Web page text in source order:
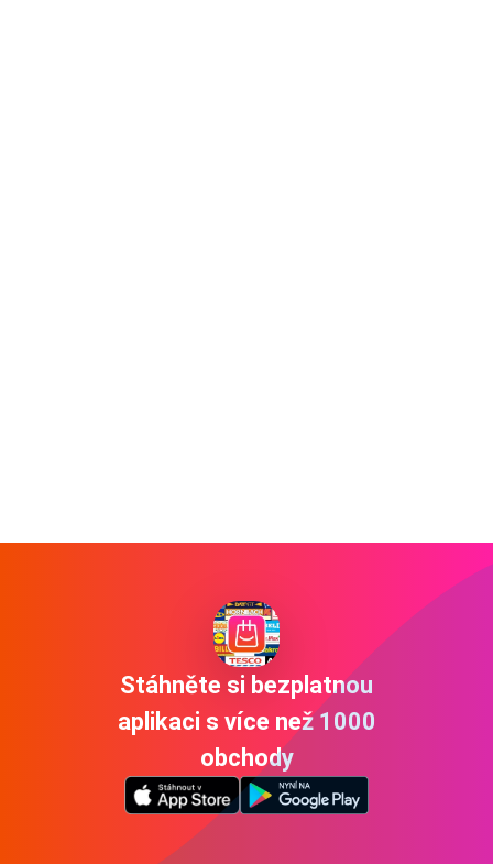
Stáhněte si bezplatnou
aplikaci s více než 1000
obchody